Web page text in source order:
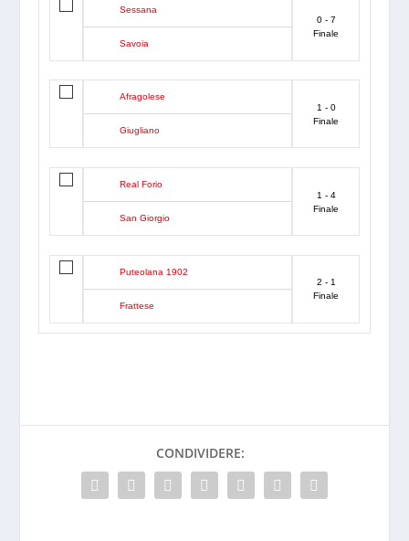
Sessana
Savoia
0 - 7
Finale
Afragolese
Giugliano
1 - 0
Finale
Real Forio
San Giorgio
1 - 4
Finale
Puteolana 1902
Frattese
2 - 1
Finale
CONDIVIDERE: